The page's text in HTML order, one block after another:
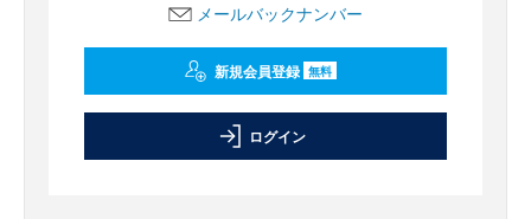
メールバックナンバー
新規会員登録 無料
ログイン